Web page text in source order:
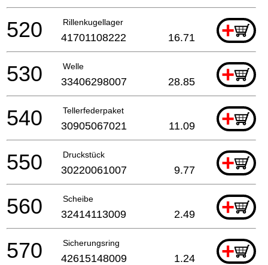
Rillenkugellager +
520 41701108222 16.71
Welle +
530 33406298007 28.85
Tellerfederpaket +
540 30905067021 11.09
Druckstück +
550 30220061007 9.77
Scheibe +
560 32414113009 2.49
Sicherungsring +
570 42615148009 1.24